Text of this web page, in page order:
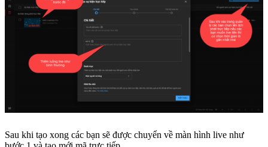
Sau khi tạo xong các bạn sẽ được chuyển về màn hình live như